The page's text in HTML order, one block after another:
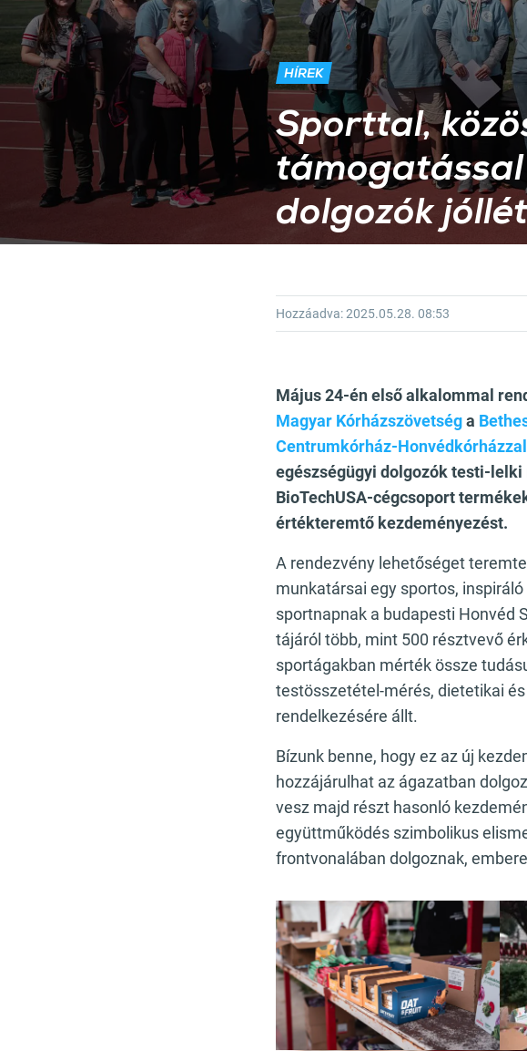
HÍREK
Sporttal,
támogatással
dolgozók
Hozzáadva:2025.05.28. 08:53
Május 24-én első alkalommal
Magyar Kórházszövetséga
Centrumkórház-Honvédkórházzal
egészségügyi dolgozók testi-
BioTechUSA-cégcsoport
értékteremtő kezdeményezést.
A rendezvény lehetőséget
munkatársai egy sportos,
sportnapnak a budapesti Honvéd
tájáról több, mint 500 résztvevő
sportágakban mérték össze
testösszetétel-mérés, dietetikai
rendelkezésére állt.
Bízunk benne, hogy ez az új
hozzájárulhat az ágazatban
vesz majd részt hasonló
együttműködés szimbolikus
frontvonalában dolgoznak,